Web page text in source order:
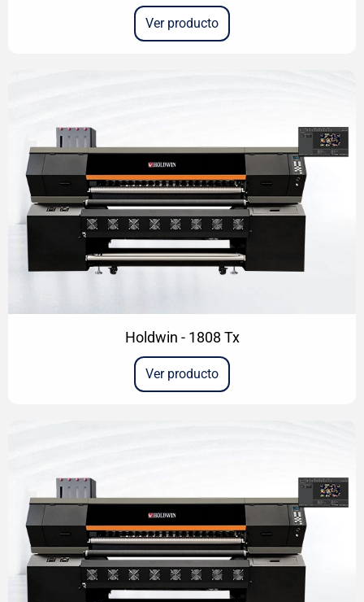
Ver producto
Holdwin - 1808 Tx
Ver producto